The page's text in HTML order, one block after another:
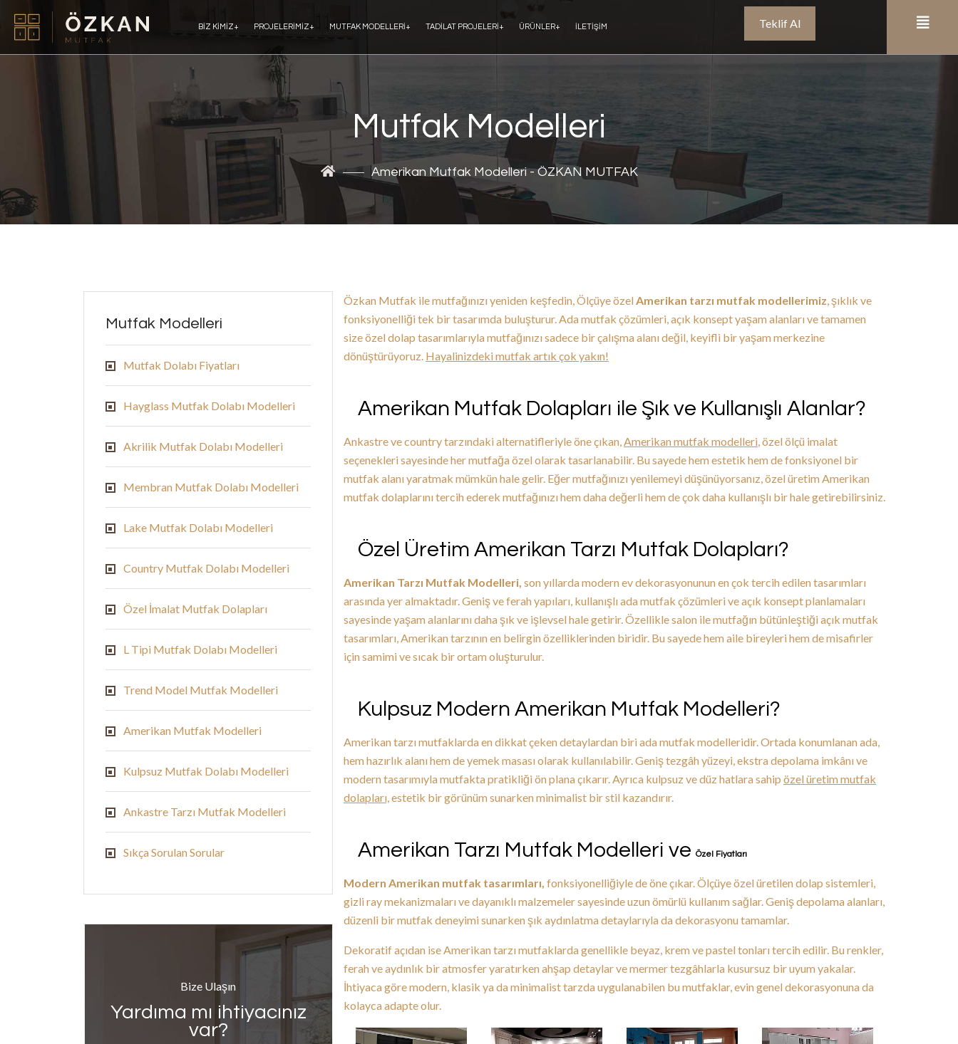
BIZ KIMIZ+ PROJELERIMIZ+ MUTFAK MODELLERI+ TADILAT PROJELERI+ ÜRÜNLER+ İLETIŞIM Teklif Al
Mutfak Modelleri
Amerikan Mutfak Modelleri - ÖZKAN MUTFAK
Mutfak Modelleri
Mutfak Dolabı Fiyatları
Hayglass Mutfak Dolabı Modelleri
Akrilik Mutfak Dolabı Modelleri
Membran Mutfak Dolabı Modelleri
Lake Mutfak Dolabı Modelleri
Country Mutfak Dolabı Modelleri
Özel İmalat Mutfak Dolapları
L Tipi Mutfak Dolabı Modelleri
Trend Model Mutfak Modelleri
Amerikan Mutfak Modelleri
Kulpsuz Mutfak Dolabı Modelleri
Ankastre Tarzı Mutfak Modelleri
Sıkça Sorulan Sorular
Bize Ulaşın
Yardıma mı ihtiyacınız
var?
Özkan Mutfak ile mutfağınızı yeniden keşfedin, Ölçüye özel Amerikan tarzı mutfak modellerimiz, şıklık ve
fonksiyonelliği tek bir tasarımda buluşturur. Ada mutfak çözümleri, açık konsept yaşam alanları ve tamamen
size özel dolap tasarımlarıyla mutfağınızı sadece bir çalışma alanı değil, keyifli bir yaşam merkezine
dönüştürüyoruz. Hayalinizdeki mutfak artık çok yakın!
Amerikan Mutfak Dolapları ile Şık ve Kullanışlı Alanlar?
Ankastre ve country tarzındaki alternatifleriyle öne çıkan,Amerikan mutfak modelleri, özel ölçü imalat
seçenekleri sayesinde her mutfağa özel olarak tasarlanabilir. Bu sayede hem estetik hem de fonksiyonel bir
mutfak alanı yaratmak mümkün hale gelir. Eğer mutfağınızı yenilemeyi düşünüyorsanız, özel üretim Amerikan
mutfak dolaplarını tercih ederek mutfağınızı hem daha değerli hem de çok daha kullanışlı bir hale getirebilirsiniz.
Özel Üretim Amerikan Tarzı Mutfak Dolapları?
Amerikan Tarzı Mutfak Modelleri, son yıllarda modern ev dekorasyonunun en çok tercih edilen tasarımları
arasında yer almaktadır. Geniş ve ferah yapıları, kullanışlı ada mutfak çözümleri ve açık konsept planlamaları
sayesinde yaşam alanlarını daha şık ve işlevsel hale getirir. Özellikle salon ile mutfağın bütünleştiği açık mutfak
tasarımları, Amerikan tarzının en belirgin özelliklerinden biridir. Bu sayede hem aile bireyleri hem de misafirler
için samimi ve sıcak bir ortam oluşturulur.
Kulpsuz Modern Amerikan Mutfak Modelleri?
Amerikan tarzı mutfaklarda en dikkat çeken detaylardan biri ada mutfak modelleridir. Ortada konumlanan ada,
hem hazırlık alanı hem de yemek masası olarak kullanılabilir. Geniş tezgâh yüzeyi, ekstra depolama imkânı ve
modern tasarımıyla mutfakta pratikliği ön plana çıkarır. Ayrıca kulpsuz ve düz hatlara sahip özel üretim mutfak
dolapları,estetik bir görünüm sunarken minimalist bir stil kazandırır.
Amerikan Tarzı Mutfak Modelleri ve Özel Fiyatları
Modern Amerikan mutfak tasarımları, fonksiyonelliğiyle de öne çıkar. Ölçüye özel üretilen dolap sistemleri,
gizli ray mekanizmaları ve dayanıklı malzemeler sayesinde uzun ömürlü kullanım sağlar. Geniş depolama alanları,
düzenli bir mutfak deneyimi sunarken şık aydınlatma detaylarıyla da dekorasyonu tamamlar.
Dekoratif açıdan ise Amerikan tarzı mutfaklarda genellikle beyaz, krem ve pastel tonları tercih edilir. Bu renkler,
ferah ve aydınlık bir atmosfer yaratırken ahşap detaylar ve mermer tezgâhlarla kusursuz bir uyum yakalar.
İhtiyaca göre modern, klasik ya da minimalist tarzda uygulanabilen bu mutfaklar, evin genel dekorasyonuna da
kolayca adapte olur.